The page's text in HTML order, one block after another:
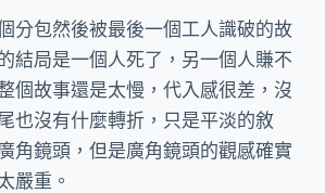
分包然後被最後一個工人識破的故
結局是一個人死了，另一個人賺不
個故事還是太慢，代入感很差，沒
也沒有什麼轉折，只是平淡的敘
角鏡頭，但是廣角鏡頭的觀感確實
嚴重。